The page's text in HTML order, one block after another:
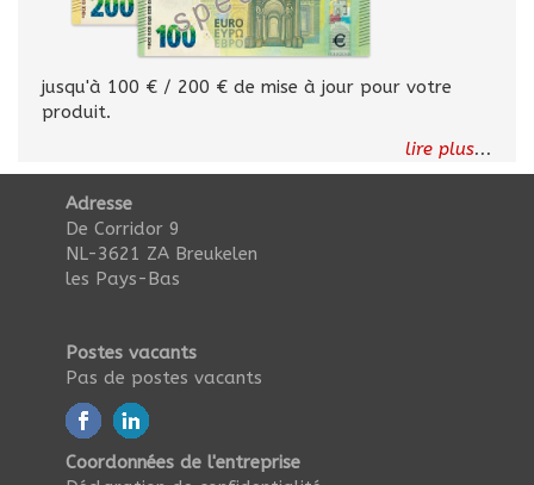
jusqu'à 100 € / 200 € de mise à jour pour votre
produit.
lire plus...
Adresse
De Corridor 9
NL-3621 ZA Breukelen
les Pays-Bas
Postes vacants
Pas de postes vacants
Coordonnées de l'entreprise